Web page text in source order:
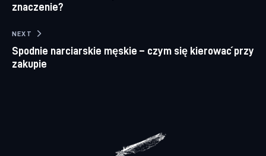
znaczenie?
NEXT
Spodnie narciarskie męskie – czym się kierować przy
zakupie